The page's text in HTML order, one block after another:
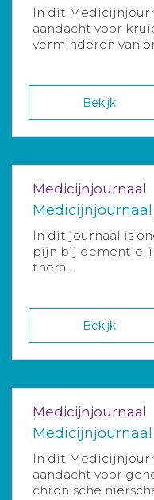
In dit
aandacht voor
verminderen van
Bekijk
Medicijnjournaal
In dit journaal is
pijn bij dementie,
thera...
Bekijk
Medicijnjournaal
In dit
aandacht voor
chronische